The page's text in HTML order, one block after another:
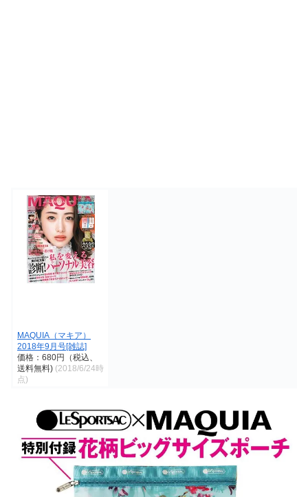
MAQUIA（マキア）
2018年9月号[雑誌]
価格：680円（税込、
送料無料) (2018/6/24時
点)